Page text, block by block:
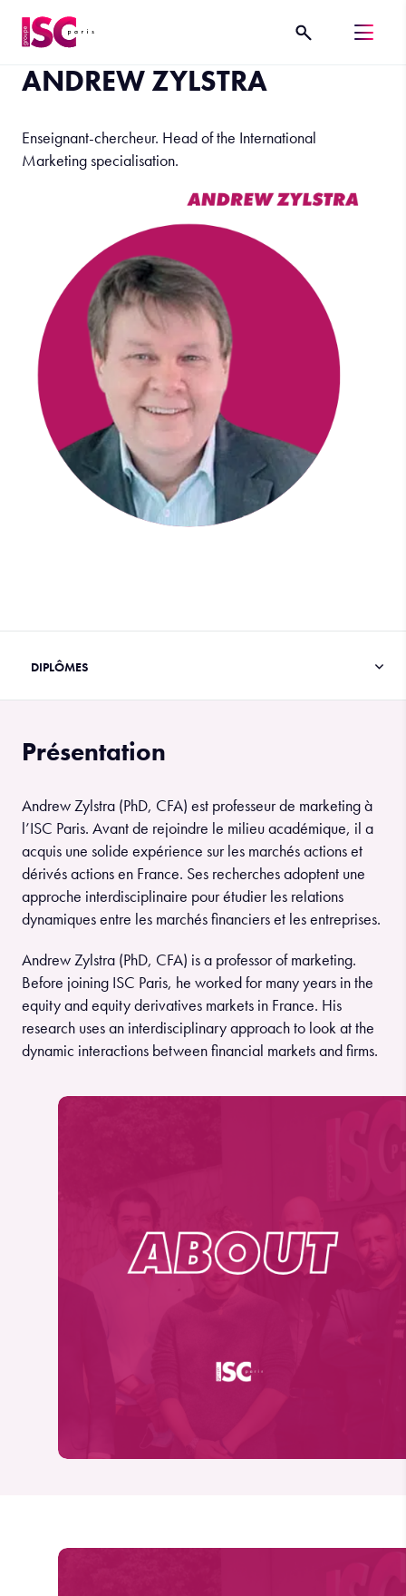
ANDREW ZYLSTRA
Enseignant-chercheur. Head of the International
Marketing specialisation.
Présentation
Andrew Zylstra (PhD, CFA) est professeur de marketing à
l’ISC Paris. Avant de rejoindre le milieu académique, il a
acquis une solide expérience sur les marchés actions et
dérivés actions en France. Ses recherches adoptent une
approche interdisciplinaire pour étudier les relations
dynamiques entre les marchés financiers et les entreprises.
Andrew Zylstra (PhD, CFA) is a professor of marketing.
Before joining ISC Paris, he worked for many years in the
equity and equity derivatives markets in France. His
research uses an interdisciplinary approach to look at the
dynamic interactions between financial markets and firms.